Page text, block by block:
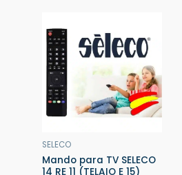
SELECO
Mando para TV SELECO
14 RE 11 (TELAIO E 15)